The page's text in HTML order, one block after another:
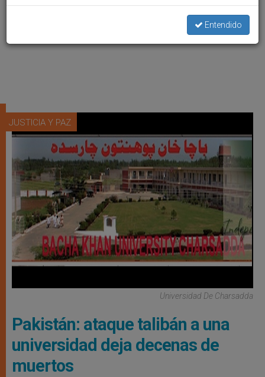
JUSTICIA Y PAZ
Universidad De Charsadda
Pakistán: ataque talibán a una
universidad deja decenas de
muertos
Entendido